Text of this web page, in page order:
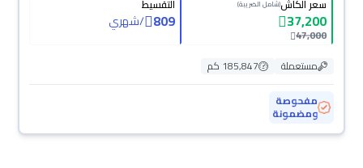
سعر الكاش(شامل الضريبة)
37,200
47,000
التقسيط
809
/شهري
مستعملة
185,847 كم
مفحوصة
ومضمونة